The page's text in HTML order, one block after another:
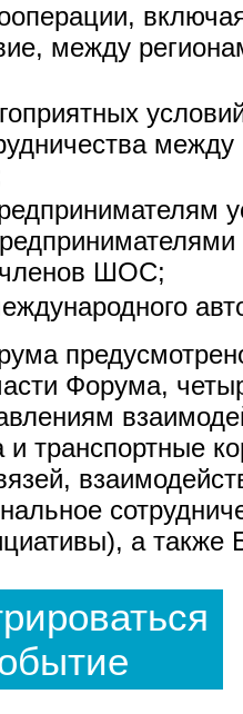
между
членов ШОС;
Форума,
транспортные
а также